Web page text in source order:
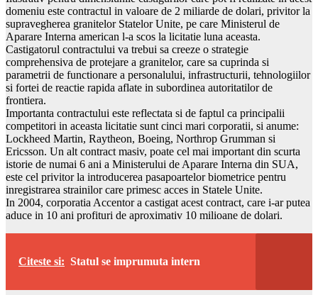
domeniu este contractul in valoare de 2 miliarde de dolari, privitor la
supravegherea granitelor Statelor Unite, pe care Ministerul de
Aparare Interna american l-a scos la licitatie luna aceasta.
Castigatorul contractului va trebui sa creeze o strategie
comprehensiva de protejare a granitelor, care sa cuprinda si
parametrii de functionare a personalului, infrastructurii, tehnologiilor
si fortei de reactie rapida aflate in subordinea autoritatilor de
frontiera.
Importanta contractului este reflectata si de faptul ca principalii
competitori in aceasta licitatie sunt cinci mari corporatii, si anume:
Lockheed Martin, Raytheon, Boeing, Northrop Grumman si
Ericsson. Un alt contract masiv, poate cel mai important din scurta
istorie de numai 6 ani a Ministerului de Aparare Interna din SUA,
este cel privitor la introducerea pasapoartelor biometrice pentru
inregistrarea strainilor care primesc acces in Statele Unite.
In 2004, corporatia Accentor a castigat acest contract, care i-ar putea
aduce in 10 ani profituri de aproximativ 10 milioane de dolari.
Citeste si: Statul se imprumuta intern